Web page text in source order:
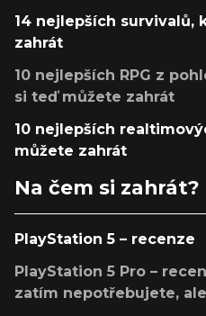
14 nejlepších survivalů,
zahrát
10 nejlepších RPG z
si teď můžete zahrát
10 nejlepších
můžete zahrát
Na čem si zahrát?
PlayStation 5 – recenze
PlayStation 5 Pro –
zatím nepotřebujete,